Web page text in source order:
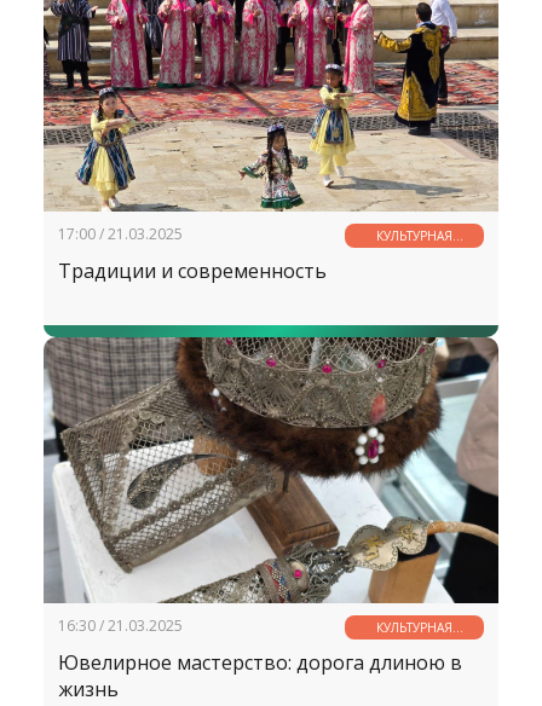
17:00 / 21.03.2025
КУЛЬТУРНАЯ
СТРАНИЧКА
Традиции и современность
16:30 / 21.03.2025
КУЛЬТУРНАЯ
СТРАНИЧКА
Ювелирное мастерство: дорога длиною в
жизнь